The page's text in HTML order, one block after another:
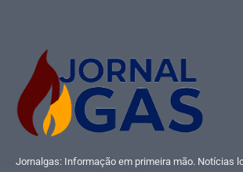
Jornalgas: Informação em primeira mão. Notícias